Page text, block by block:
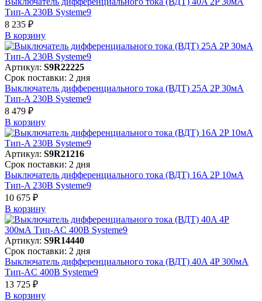
Тип-A 230В Systeme9
8 235 ₽
В корзинy
Артикул: S9R22225
Срок поставки: 2 дня
Выключатель дифференциального тока (ВДТ) 25A 2P 30мА
Тип-A 230В Systeme9
8 479 ₽
В корзинy
Артикул: S9R21216
Срок поставки: 2 дня
Выключатель дифференциального тока (ВДТ) 16A 2P 10мА
Тип-A 230В Systeme9
10 675 ₽
В корзинy
Артикул: S9R14440
Срок поставки: 2 дня
Выключатель дифференциального тока (ВДТ) 40A 4P 300мА
Тип-AC 400В Systeme9
13 725 ₽
В корзинy